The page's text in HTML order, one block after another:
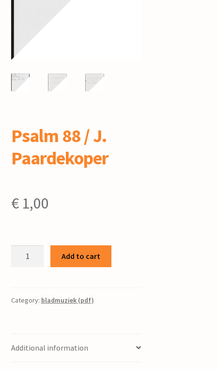
Psalm 88 / J.
Paardekoper
€1,00
Paardekoper
Add to cart
Category: bladmuziek (pdf)
Additional information